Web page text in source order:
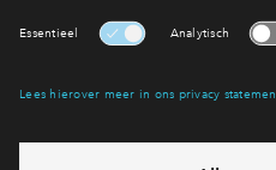
Interesse?
Hiermee blijf je op de hoogte